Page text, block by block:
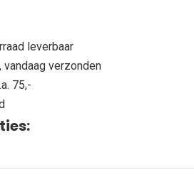
leverbaar
verzonden
75,-